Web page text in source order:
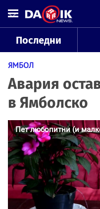
Последни
ЯМБОЛ
Авария
в Ямболско